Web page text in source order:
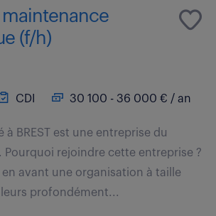
(f/h)
CDI 30 100 - 36 000 € / an
à BREST est une entreprise du
Pourquoi rejoindre cette entreprise ?
avant une organisation à taille
profondément...